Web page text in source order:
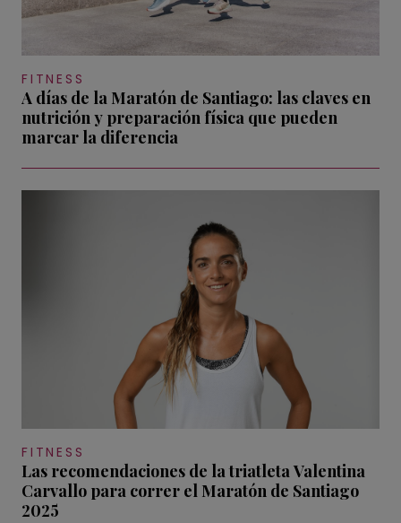
FITNESS
A días de la Maratón de Santiago: las claves en
nutrición y preparación física que pueden
marcar la diferencia
FITNESS
Las recomendaciones de la triatleta Valentina
Carvallo para correr el Maratón de Santiago
2025